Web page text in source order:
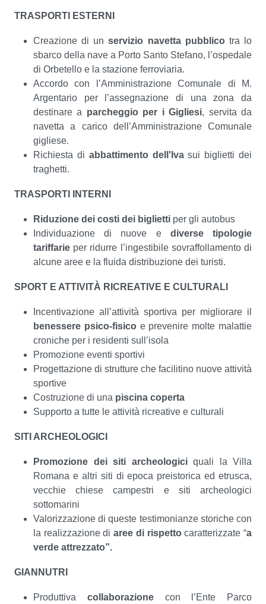
TRASPORTI ESTERNI
Creazione di unservizio navetta pubblicotra lo
sbarco della nave a Porto Santo Stefano, l’ospedale
di Orbetello e la stazione ferroviaria.
Accordo con l’Amministrazione Comunale di M.
Argentario per l’assegnazione di una zona da
destinare a parcheggio per i Gigliesi, servita da
navetta a carico dell’Amministrazione Comunale
gigliese.
Richiesta di abbattimento dell'Ivasui biglietti dei
traghetti.
TRASPORTI INTERNI
Riduzione dei costi dei biglietti per gli autobus
Individuazione di nuove e diverse tipologie
tariffarie per ridurre l’ingestibile sovraffollamento di
alcune aree e la fluida distribuzione dei turisti.
SPORT E ATTIVITÀ RICREATIVE E CULTURALI
Incentivazione all’attività sportiva per migliorare il
benessere psico-fisicoe prevenire molte malattie
croniche per i residenti sull’isola
Promozione eventi sportivi
Progettazione di strutture che facilitino nuove attività
sportive
Costruzione di una piscina coperta
Supporto a tutte le attività ricreative e culturali
SITI ARCHEOLOGICI
Promozione dei siti archeologiciquali la Villa
Romana e altri siti di epoca preistorica ed etrusca,
vecchie chiese campestri e siti archeologici
sottomarini
Valorizzazione di queste testimonianze storiche con
la realizzazione diaree di rispettocaratterizzate “a
verde attrezzato”.
GIANNUTRI
Produttiva collaborazionecon l’Ente Parco